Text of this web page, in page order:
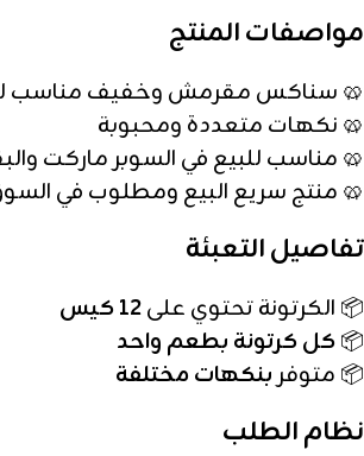
مواصفات المنتج
🥨 سناكس مقرمش وخفيف مناسب
🥨 نكهات متعددة ومحبوبة
🥨 مناسب للبيع في السوبر ماركت
🥨 منتج سريع البيع ومطلوب في
تفاصيل التعبئة
📦 الكرتونة تحتوي على12 كيس
📦كل كرتونة بطعم واحد
📦 متوفر بنكهات مختلفة
نظام الطلب